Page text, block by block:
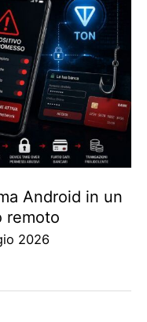
Android in un
remoto
2026